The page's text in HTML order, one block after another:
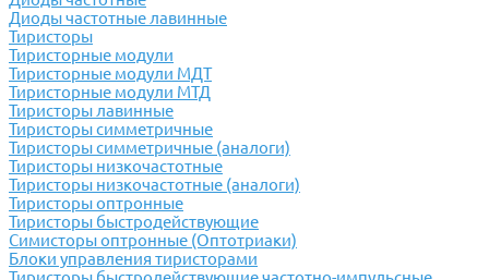
Диоды частотные лавинные
Тиристоры
Тиристорные модули
Тиристорные модули МДТ
Тиристорные модули МТД
Тиристоры лавинные
Тиристоры симметричные
Тиристоры симметричные (аналоги)
Тиристоры низкочастотные
Тиристоры низкочастотные (аналоги)
Тиристоры оптронные
Тиристоры быстродействующие
Симисторы оптронные (Оптотриаки)
Блоки управления тиристорами